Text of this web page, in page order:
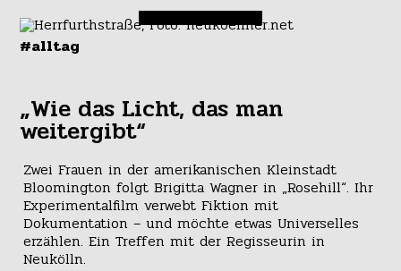
#alltag
„Wie das Licht, das man
weitergibt“
Zwei Frauen in der amerikanischen Kleinstadt
Bloomington folgt Brigitta Wagner in „Rosehill“. Ihr
Experimentalfilm verwebt Fiktion mit
Dokumentation – und möchte etwas Universelles
erzählen. Ein Treffen mit der Regisseurin in
Neukölln.